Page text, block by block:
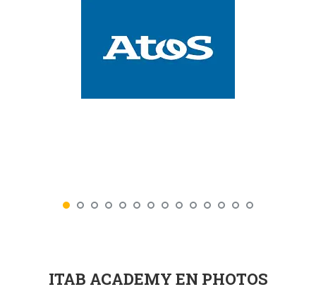
ITAB ACADEMY EN PHOTOS